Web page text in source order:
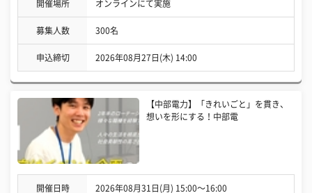
開催場所 オンラインにて実施
募集人数 300名
申込締切 2026年08月27日(木) 14:00
【中部電力】「きれいごと」を貫き、
想いを形にする！中部電
開催日時 2026年08月31日(月) 15:00〜16:00